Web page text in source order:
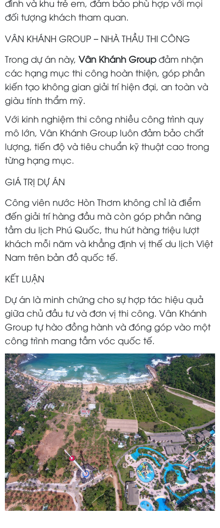
đình và khu trẻ em, đảm bảo phù hợp với mọi
đối tượng khách tham quan.
VÂN KHÁNH GROUP – NHÀ THẦU THI CÔNG
Trong dự án này, Vân Khánh Groupđảm nhận
các hạng mục thi công hoàn thiện, góp phần
kiến tạo không gian giải trí hiện đại, an toàn và
giàu tính thẩm mỹ.
Với kinh nghiệm thi công nhiều công trình quy
mô lớn, Vân Khánh Group luôn đảm bảo chất
lượng, tiến độ và tiêu chuẩn kỹ thuật cao trong
từng hạng mục.
GIÁ TRỊ DỰ ÁN
Công viên nước Hòn Thơm không chỉ là điểm
đến giải trí hàng đầu mà còn góp phần nâng
tầm du lịch Phú Quốc, thu hút hàng triệu lượt
khách mỗi năm và khẳng định vị thế du lịch Việt
Nam trên bản đồ quốc tế.
KẾT LUẬN
Dự án là minh chứng cho sự hợp tác hiệu quả
giữa chủ đầu tư và đơn vị thi công. Vân Khánh
Group tự hào đồng hành và đóng góp vào một
công trình mang tầm vóc quốc tế.